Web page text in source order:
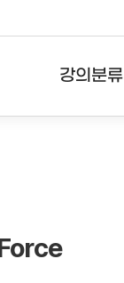
강의분류